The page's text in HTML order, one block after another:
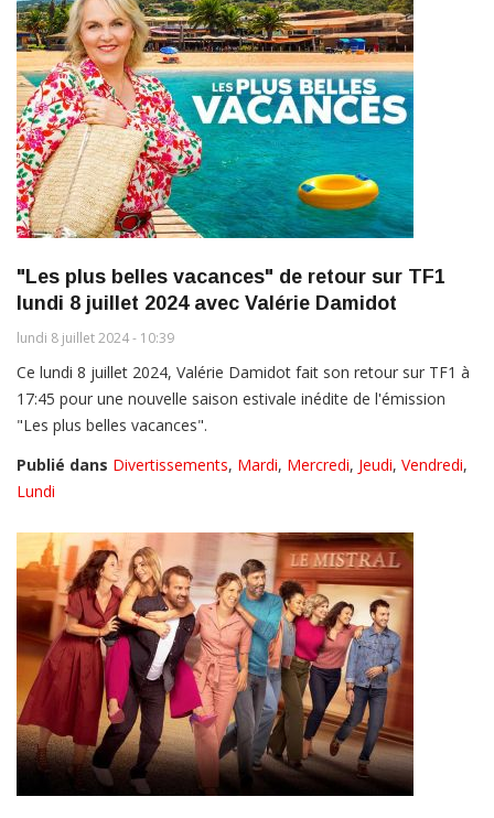
"Les plus belles vacances" de retour sur TF1
lundi 8 juillet 2024 avec Valérie Damidot
lundi 8 juillet 2024 - 10:39
Ce lundi 8 juillet 2024, Valérie Damidot fait son retour sur TF1 à
17:45 pour une nouvelle saison estivale inédite de l'émission
"Les plus belles vacances".
Publié dans Divertissements, Mardi, Mercredi, Jeudi, Vendredi,
Lundi